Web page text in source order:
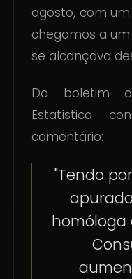
agosto, com
chegamos a
se alcançava
Do boletim
Estatística
comentário:
"Tendo
homóloga